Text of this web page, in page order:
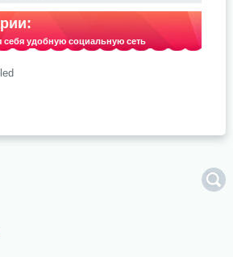
себя удобную социальную сеть